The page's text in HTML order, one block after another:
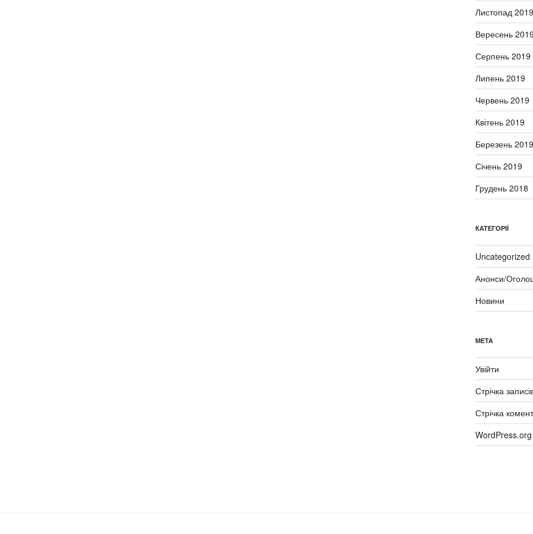
Листопад 2019
Вересень 2019
Серпень 2019
Липень 2019
Червень 2019
Квітень 2019
Березень 2019
Січень 2019
Грудень 2018
КАТЕГОРІЇ
Uncategorized
Анонси/
Новини
МЕТА
Увійти
Стрічка
Стрічка
WordPress.org